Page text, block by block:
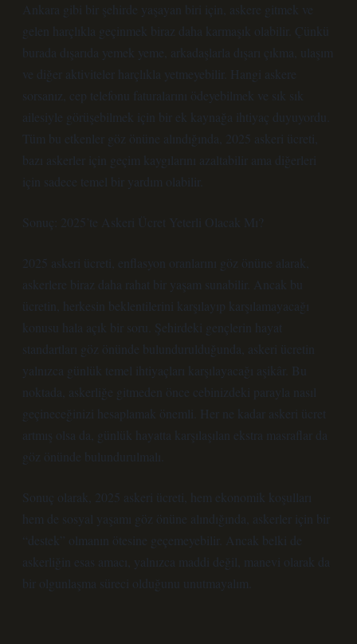
Ankara gibi bir şehirde yaşayan biri için, askere gitmek ve
gelen harçlıkla geçinmek biraz daha karmaşık olabilir. Çünkü
burada dışarıda yemek yeme, arkadaşlarla dışarı çıkma, ulaşım
ve diğer aktiviteler harçlıkla yetmeyebilir. Hangi askere
sorsanız, cep telefonu faturalarını ödeyebilmek ve sık sık
ailesiyle görüşebilmek için bir ek kaynağa ihtiyaç duyuyordu.
Tüm bu etkenler göz önüne alındığında, 2025 askeri ücreti,
bazı askerler için geçim kaygılarını azaltabilir ama diğerleri
için sadece temel bir yardım olabilir.
Sonuç: 2025’te Askeri Ücret Yeterli Olacak Mı?
2025 askeri ücreti, enflasyon oranlarını göz önüne alarak,
askerlere biraz daha rahat bir yaşam sunabilir. Ancak bu
ücretin, herkesin beklentilerini karşılayıp karşılamayacağı
konusu hala açık bir soru. Şehirdeki gençlerin hayat
standartları göz önünde bulundurulduğunda, askeri ücretin
yalnızca günlük temel ihtiyaçları karşılayacağı aşikâr. Bu
noktada, askerliğe gitmeden önce cebinizdeki parayla nasıl
geçineceğinizi hesaplamak önemli. Her ne kadar askeri ücret
artmış olsa da, günlük hayatta karşılaşılan ekstra masraflar da
göz önünde bulundurulmalı.
Sonuç olarak, 2025 askeri ücreti, hem ekonomik koşulları
hem de sosyal yaşamı göz önüne alındığında, askerler için bir
“destek” olmanın ötesine geçemeyebilir. Ancak belki de
askerliğin esas amacı, yalnızca maddi değil, manevi olarak da
bir olgunlaşma süreci olduğunu unutmayalım.